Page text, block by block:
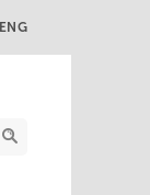
ENG